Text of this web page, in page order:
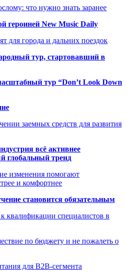
что нужно знать заранее
героиней New Music Daily
для города и дальних поездок
тур, стартовавший в
тур “Don’t Look Down
заемных средств для развития
всё активнее
глобальный тренд
изменения помогают
и комфортнее
становится обязательным
квалификации специалистов в
по бюджету и не пожалеть о
для B2B-сегмента